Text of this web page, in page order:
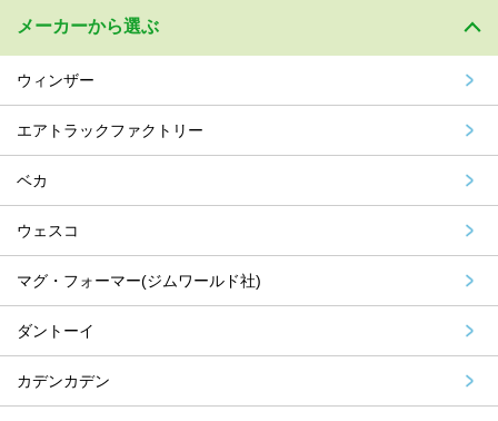
メーカーから選ぶ
ウィンザー
エアトラックファクトリー
ベカ
ウェスコ
マグ・フォーマー(ジムワールド社)
ダントーイ
カデンカデン